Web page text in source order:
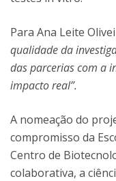
Para Ana Leite
qualidade da
das parcerias com a
impacto real”.
A nomeação do
compromisso da
Centro de
colaborativa, a